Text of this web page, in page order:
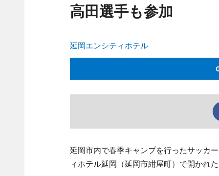
高田選手も参加
延岡エンシティホテル
延岡市内で春季キャンプを行ったサッカ
ィホテル延岡（延岡市紺屋町）で開かれ